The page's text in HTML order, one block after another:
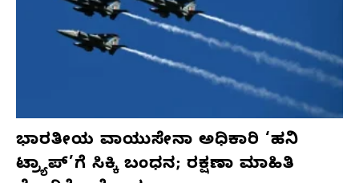
ಭಾರತೀಯ ವಾಯುಸೇನಾ ಅಧಿಕಾರಿ ‘ಹನಿ
ಟ್ರ್ಯಾಪ್’ಗೆ ಸಿಕ್ಕಿ ಬಂಧನ; ರಕ್ಷಣಾ ಮಾಹಿತಿ